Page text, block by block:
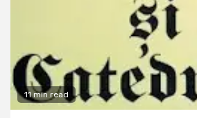
11 min read